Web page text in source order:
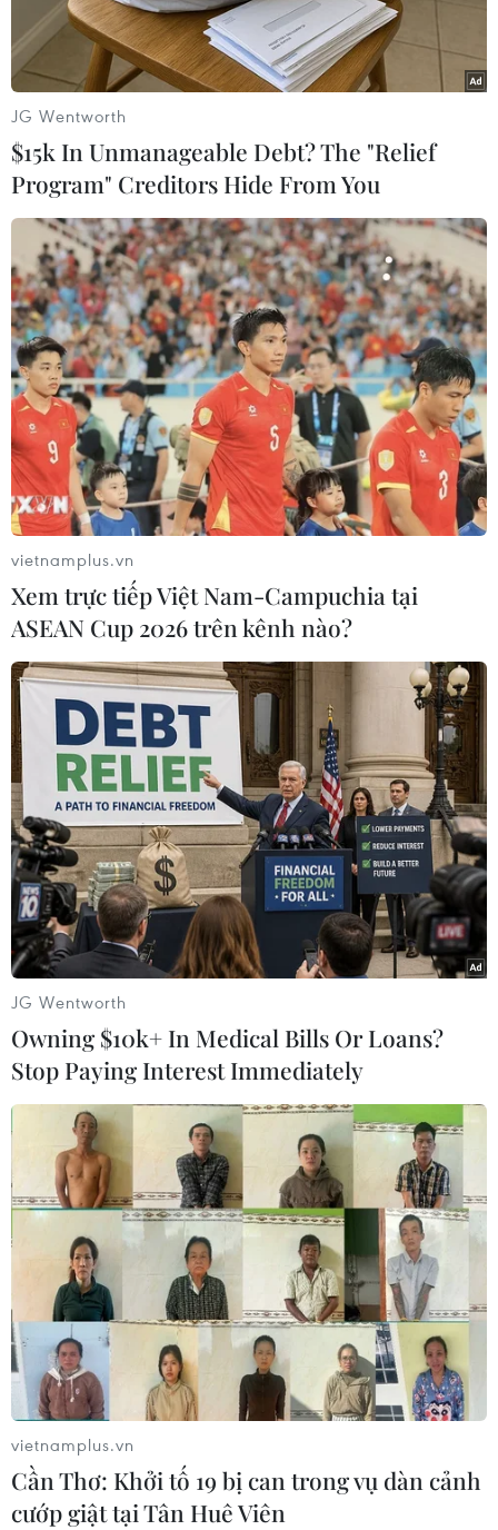
Ngoại trưởng Philippines Alan Peter Cayetano. (Nguồn:
rappler.com)
Philippines lên án Nghị viện châu Âu can thiệp
vào công việc nội bộ của nước này sau khi cơ
quan lập pháp Liên minh châu Âu hối thúc quốc
gia Đông Nam Á này chấm dứt cuộc chiến
chống ma túy mà các nước phương Tây chỉ trích
là quá bạo lực.
Ngoại trưởng Philippines Alan Peter Cayetano
tuyên bố Nghị viện châu Âu đã vượt qua "giới
hạn đỏ."
Quan chức này chỉ trích nghị quyết của Nghị
viện châu Âu dựa trên "thông tin thiên vị,
không đầy đủ và thậm chí sai trái và không
phản ánh tình hình thực sự trên thực địa." Bên
cạnh đó, hành động này mang tính can thiệp
vào công việc của một quốc gia có chủ quyền.
[Tổng thống Philippines khẳng định vẫn tiếp
tục cuộc chiến chống ma túy]
được Tổng thống Rodrigo Duterte tuyên bố khi
tranh cử và tích cực triển khai kể từ khi lên
nhậm chức từ tháng 6/2016.
Theo thống kê, cảnh sát đã tiêu diệt hàng nghìn
đối tượng trong chiến dịch chống ma túy. Tổng
thống Duterte đã chỉ thị quân đội tham gia hoạt
động này và cho biết ông muốn trao cho quân
đội quyền bắt giữ những cảnh sát có dính líu
đến ma túy.
Các nước phương Tây, trong đó có Liên minh
châu Âu (EU), thường xuyên chỉ trích chiến dịch
này quá bạo lực./.
(TTXVN/Vietnam+)
JG Wentworth
$15k In Unmanageable Debt? The "Relief
Program" Creditors Hide From You
vietnamplus.vn
Xem trực tiếp Việt Nam-Campuchia tại
ASEAN Cup 2026 trên kênh nào?
JG Wentworth
Owning $10k+ In Medical Bills Or Loans?
Stop Paying Interest Immediately
vietnamplus.vn
Cần Thơ: Khởi tố 19 bị can trong vụ dàn cảnh
cướp giật tại Tân Huê Viên